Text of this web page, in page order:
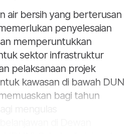
air bersih yang berterusan
penyelesaian
memperuntukkan
sektor infrastruktur
pelaksanaan projek
kawasan di bawah DUN
bagi tahun